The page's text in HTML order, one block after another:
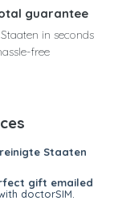
guarantee
in seconds
free
Staaten
gift emailed
doctorSIM.